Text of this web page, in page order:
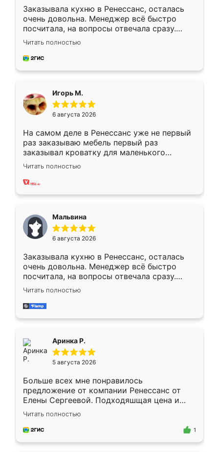
Заказывала кухню в Ренессанс, осталась
очень довольна. Менеджер всё быстро
посчитала, на вопросы отвечала сразу.
Замерщик приехал в субботу, подошёл к
делу со всей ответственностью. Собрали
за день, ребята работали аккуратно, даже
Читать полностью
Игорь М.
6 августа 2026
На самом деле в Ренессанс уже не первый
раз заказываю мебель первый раз
заказывал кроватку для маленького
ребёнка при его рождении ,во второй раз
заказал шкаф-купе. По качеству очень
хорошее сборка достаточно быстрая,
меньше, здесь же он более разнообразный.
Мне нравится ,если что-то потребуется из
мебели буду заказывать только здесь.
Читать полностью
Мальвина
6 августа 2026
Заказывала кухню в Ренессанс, осталась
очень довольна. Менеджер всё быстро
посчитала, на вопросы отвечала сразу.
Замерщик приехал в субботу, подошёл к
делу со всей ответственностью. Собрали
за день, ребята работали аккуратно, даже
Читать полностью
Аринка Р.
5 августа 2026
Больше всех мне понравилось
предложение от компании Ренессанс от
Елены Сергеевой. Подходяшщая цена и
короткие сроки изготовления. Приехавший
для замера сотрудник Владислав
предложил по моему эскизу самый
Читать полностью
1